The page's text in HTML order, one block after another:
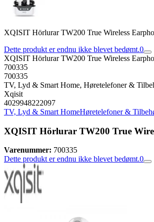
XQISIT Hörlurar TW200 True Wireless
Dette produkt er endnu ikke blevet bedømt.0
XQISIT Hörlurar TW200 True Wireless
700335
700335
TV, Lyd & Smart Home, Høretelefoner &
Xqisit
4029948222097
TV, Lyd & Smart HomeHøretelefoner &
XQISIT Hörlurar TW200 True
Varenummer: 700335
Dette produkt er endnu ikke blevet bedømt.0